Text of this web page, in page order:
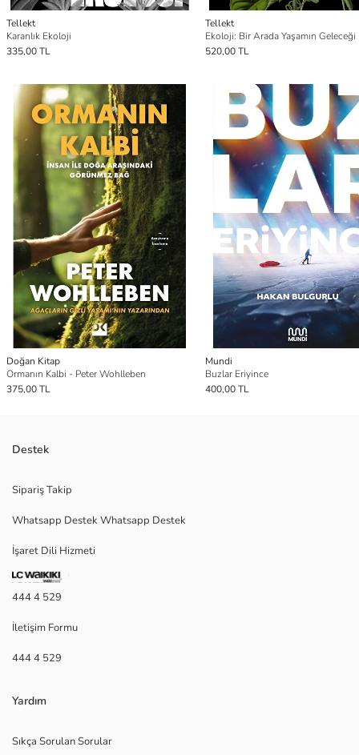
Tellekt
Karanlık Ekoloji
335,00 TL
Tellekt
Ekoloji: Bir Arada Yaşamın Geleceği
520,00 TL
Doğan Kitap
Ormanın Kalbi - Peter Wohlleben
375,00 TL
Mundi
Buzlar Eriyince
400,00 TL
Destek
Sipariş Takip
Whatsapp Destek Whatsapp Destek
İşaret Dili Hizmeti
444 4 529
İletişim Formu
444 4 529
Yardım
Sıkça Sorulan Sorular